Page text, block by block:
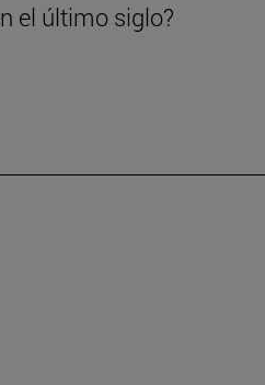
el último siglo?